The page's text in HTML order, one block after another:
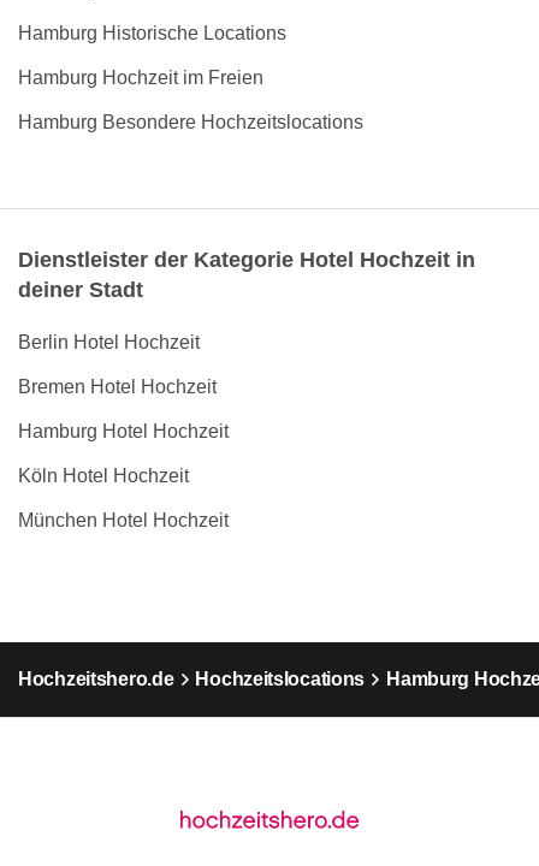
Hamburg Historische Locations
Hamburg Hochzeit im Freien
Hamburg Besondere Hochzeitslocations
Dienstleister der Kategorie Hotel Hochzeit in
deiner Stadt
Berlin Hotel Hochzeit
Bremen Hotel Hochzeit
Hamburg Hotel Hochzeit
Köln Hotel Hochzeit
München Hotel Hochzeit
Hochzeitshero.de Hochzeitslocations Hamburg